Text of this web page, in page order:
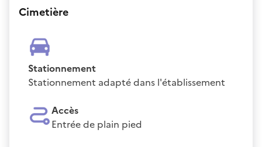
Cimetière
Stationnement
Stationnement adapté dans l'établissement
Accès
Entrée de plain pied